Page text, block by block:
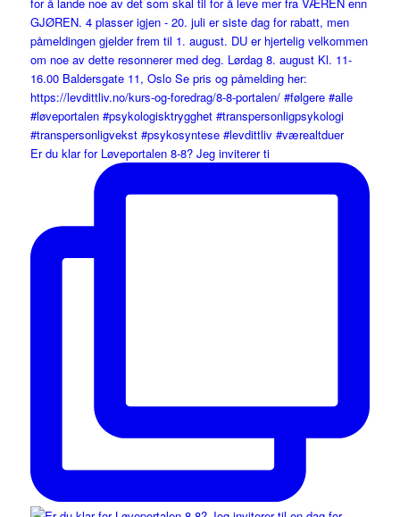
Er du klar for Løveportalen 8-8? Jeg inviterer ti